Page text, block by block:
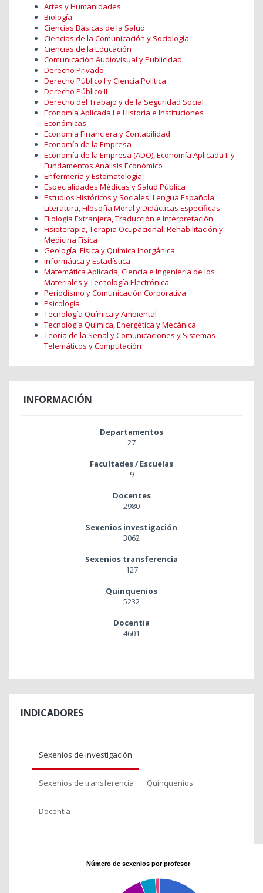
Artes y Humanidades
Biología
Ciencias Básicas de la Salud
Ciencias de la Comunicación y Sociología
Ciencias de la Educación
Comunicación Audiovisual y Publicidad
Derecho Privado
Derecho Público I y Ciencia Política
Derecho Público II
Derecho del Trabajo y de la Seguridad Social
Economía Aplicada I e Historia e Instituciones
Económicas
Economía Financiera y Contabilidad
Economía de la Empresa
Economía de la Empresa (ADO), Economía Aplicada II y
Fundamentos Análisis Económico
Enfermería y Estomatología
Especialidades Médicas y Salud Pública
Estudios Históricos y Sociales, Lengua Española,
Literatura, Filosofía Moral y Didácticas Específicas.
Filología Extranjera, Traducción e Interpretación
Fisioterapia, Terapia Ocupacional, Rehabilitación y
Medicina Física
Geología, Física y Química Inorgánica
Informática y Estadística
Matemática Aplicada, Ciencia e Ingeniería de los
Materiales y Tecnología Electrónica
Periodismo y Comunicación Corporativa
Psicología
Tecnología Química y Ambiental
Tecnología Química, Energética y Mecánica
Teoría de la Señal y Comunicaciones y Sistemas
Telemáticos y Computación
INFORMACIÓN
Departamentos
27
Facultades / Escuelas
9
Docentes
2980
Sexenios investigación
3062
Sexenios transferencia
127
Quinquenios
5232
Docentia
4601
INDICADORES
Sexenios de investigación
Sexenios de transferencia Quinquenios
Docentia
Número de sexenios por profesor